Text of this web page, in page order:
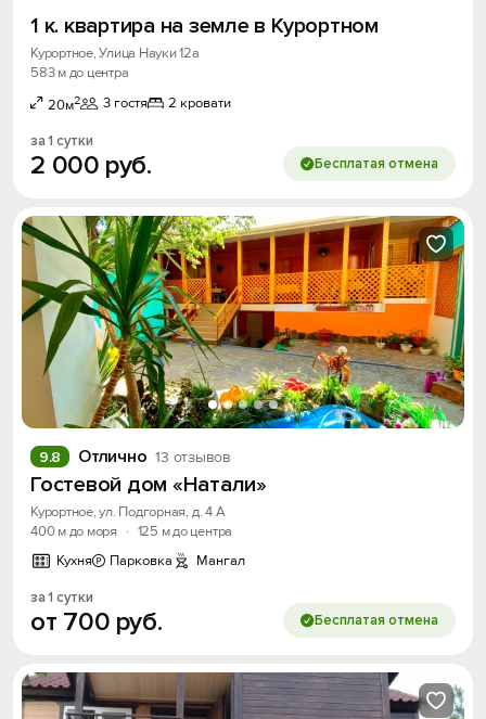
1 к. квартира на земле в Курортном
Курортное, Улица Науки 12а
583 м до центра
20м2 3 гостя 2 кровати
за 1 сутки
2 000 руб. Бесплатая отмена
Отлично 13 отзывов
9.8
Гостевой дом «Натали»
Курортное, ул. Подгорная, д. 4 А
400 м до моря
· 125 м до центра
Кухня
Парковка Мангал
за 1 сутки
от 700 руб. Бесплатая отмена